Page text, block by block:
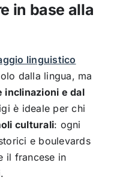
in base alla
linguistico
dalla lingua, ma
inclinazioni e dal
è ideale per chi
culturali: ogni
e boulevards
il francese in